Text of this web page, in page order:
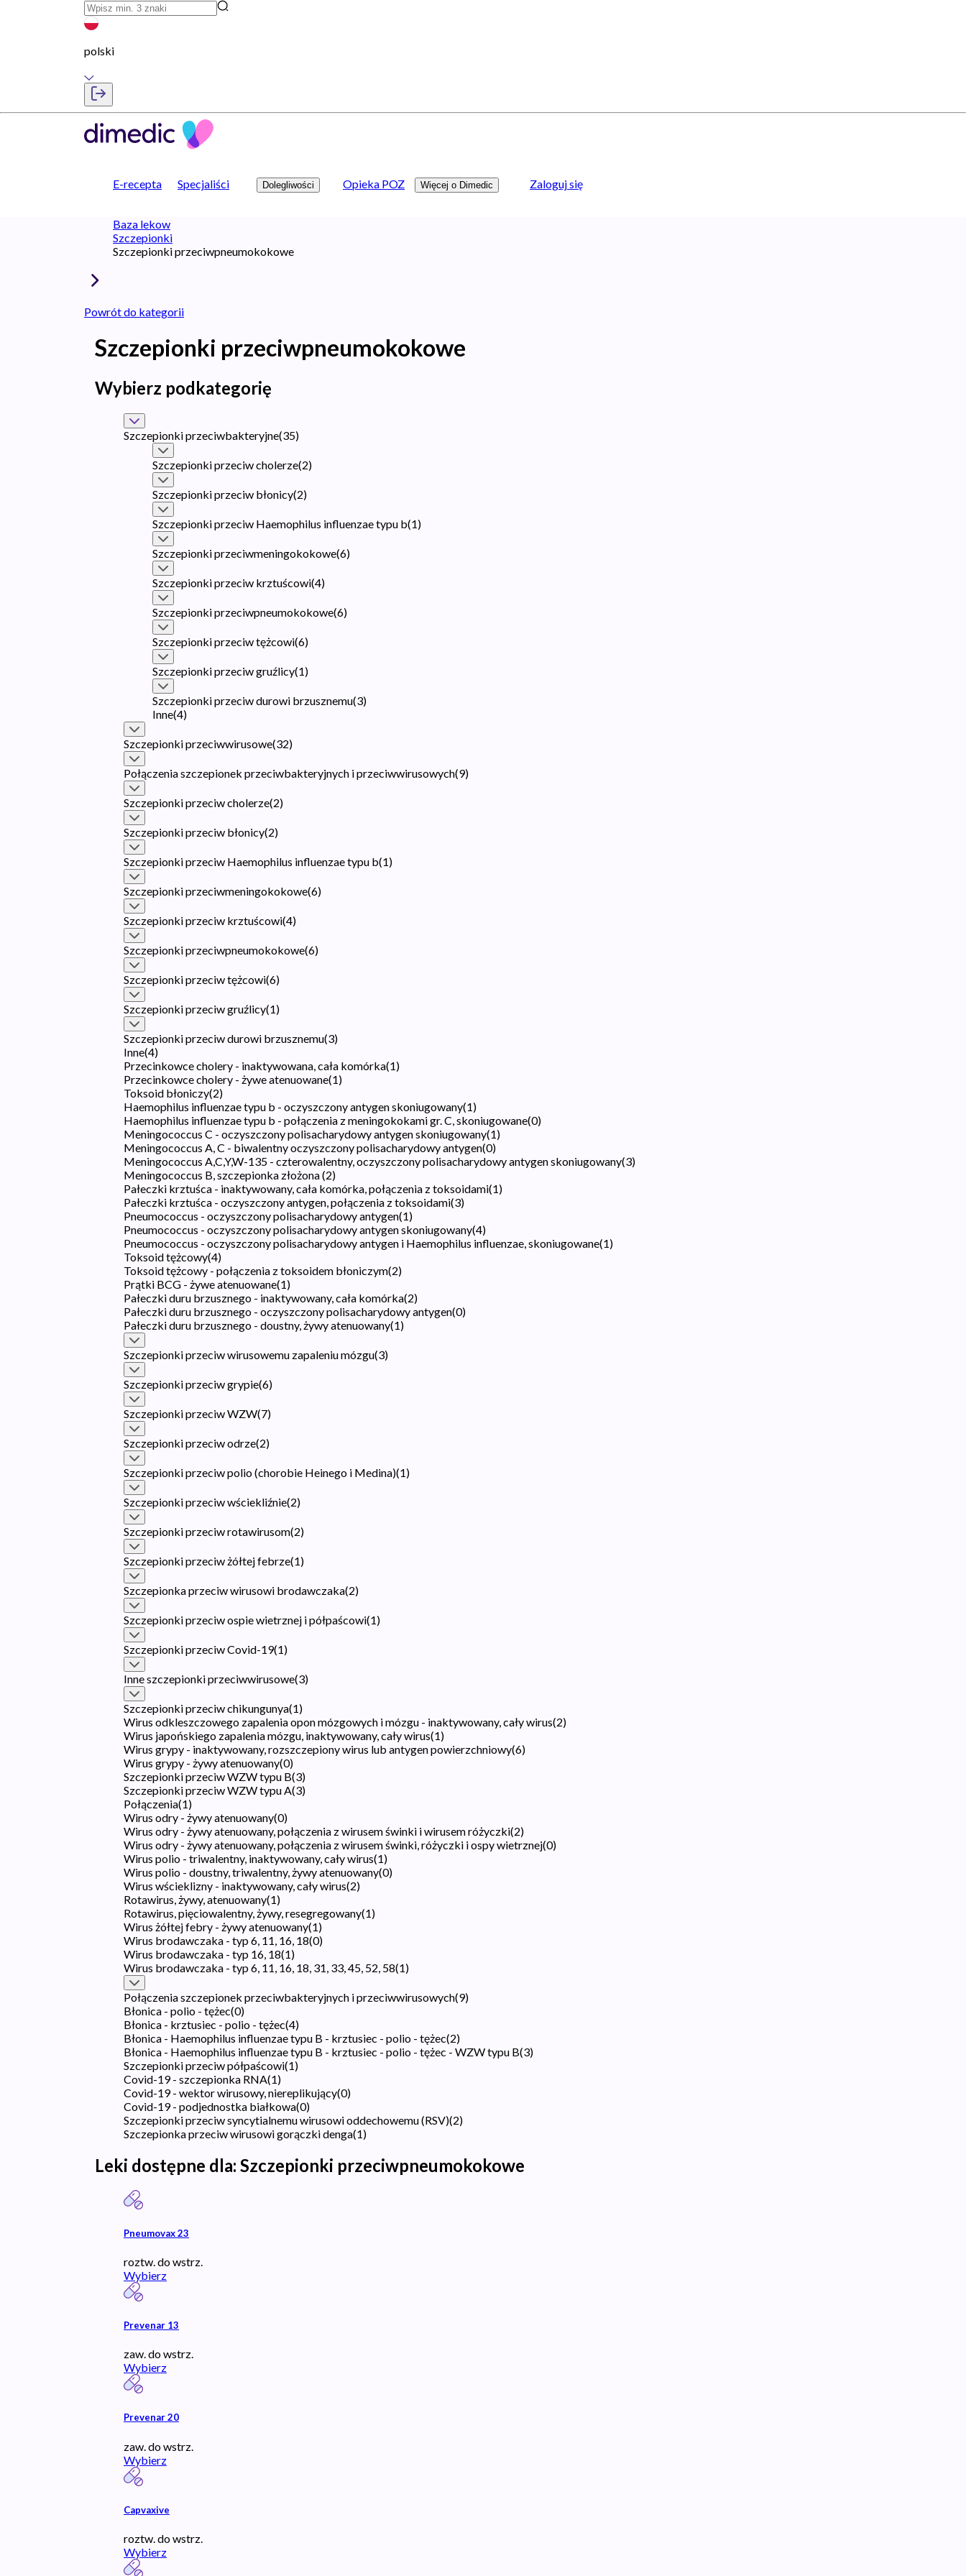
polski
E-recepta Specjaliści Dolegliwości Opieka POZ Więcej o Dimedic Zaloguj się
Baza lekow
Szczepionki
Szczepionki przeciwpneumokokowe
Powrót do kategorii
Szczepionki przeciwpneumokokowe
Wybierz podkategorię
Szczepionki przeciwbakteryjne(35)
Szczepionki przeciw cholerze(2)
Szczepionki przeciw błonicy(2)
Szczepionki przeciw Haemophilus influenzae typu b(1)
Szczepionki przeciwmeningokokowe(6)
Szczepionki przeciw krztuścowi(4)
Szczepionki przeciwpneumokokowe(6)
Szczepionki przeciw tężcowi(6)
Szczepionki przeciw gruźlicy(1)
Szczepionki przeciw durowi brzusznemu(3)
Inne(4)
Szczepionki przeciwwirusowe(32)
Połączenia szczepionek przeciwbakteryjnych i przeciwwirusowych(9)
Szczepionki przeciw cholerze(2)
Szczepionki przeciw błonicy(2)
Szczepionki przeciw Haemophilus influenzae typu b(1)
Szczepionki przeciwmeningokokowe(6)
Szczepionki przeciw krztuścowi(4)
Szczepionki przeciwpneumokokowe(6)
Szczepionki przeciw tężcowi(6)
Szczepionki przeciw gruźlicy(1)
Szczepionki przeciw durowi brzusznemu(3)
Inne(4)
Przecinkowce cholery - inaktywowana, cała komórka(1)
Przecinkowce cholery - żywe atenuowane(1)
Toksoid błoniczy(2)
Haemophilus influenzae typu b - oczyszczony antygen skoniugowany(1)
Haemophilus influenzae typu b - połączenia z meningokokami gr. C, skoniugowane(0)
Meningococcus C - oczyszczony polisacharydowy antygen skoniugowany(1)
Meningococcus A, C - biwalentny oczyszczony polisacharydowy antygen(0)
Meningococcus A,C,Y,W-135 - czterowalentny, oczyszczony polisacharydowy antygen skoniugowany(3)
Meningococcus B, szczepionka złożona(2)
Pałeczki krztuśca - inaktywowany, cała komórka, połączenia z toksoidami(1)
Pałeczki krztuśca - oczyszczony antygen, połączenia z toksoidami(3)
Pneumococcus - oczyszczony polisacharydowy antygen(1)
Pneumococcus - oczyszczony polisacharydowy antygen skoniugowany(4)
Pneumococcus - oczyszczony polisacharydowy antygen i Haemophilus influenzae, skoniugowane(1)
Toksoid tężcowy(4)
Toksoid tężcowy - połączenia z toksoidem błoniczym(2)
Prątki BCG - żywe atenuowane(1)
Pałeczki duru brzusznego - inaktywowany, cała komórka(2)
Pałeczki duru brzusznego - oczyszczony polisacharydowy antygen(0)
Pałeczki duru brzusznego - doustny, żywy atenuowany(1)
Szczepionki przeciw wirusowemu zapaleniu mózgu(3)
Szczepionki przeciw grypie(6)
Szczepionki przeciw WZW(7)
Szczepionki przeciw odrze(2)
Szczepionki przeciw polio (chorobie Heinego i Medina)(1)
Szczepionki przeciw wściekliźnie(2)
Szczepionki przeciw rotawirusom(2)
Szczepionki przeciw żółtej febrze(1)
Szczepionka przeciw wirusowi brodawczaka(2)
Szczepionki przeciw ospie wietrznej i półpaścowi(1)
Szczepionki przeciw Covid-19(1)
Inne szczepionki przeciwwirusowe(3)
Szczepionki przeciw chikungunya(1)
Wirus odkleszczowego zapalenia opon mózgowych i mózgu - inaktywowany, cały wirus(2)
Wirus japońskiego zapalenia mózgu, inaktywowany, cały wirus(1)
Wirus grypy - inaktywowany, rozszczepiony wirus lub antygen powierzchniowy(6)
Wirus grypy - żywy atenuowany(0)
Szczepionki przeciw WZW typu B(3)
Szczepionki przeciw WZW typu A(3)
Połączenia(1)
Wirus odry - żywy atenuowany(0)
Wirus odry - żywy atenuowany, połączenia z wirusem świnki i wirusem różyczki(2)
Wirus odry - żywy atenuowany, połączenia z wirusem świnki, różyczki i ospy wietrznej(0)
Wirus polio - triwalentny, inaktywowany, cały wirus(1)
Wirus polio - doustny, triwalentny, żywy atenuowany(0)
Wirus wścieklizny - inaktywowany, cały wirus(2)
Rotawirus, żywy, atenuowany(1)
Rotawirus, pięciowalentny, żywy, resegregowany(1)
Wirus żółtej febry - żywy atenuowany(1)
Wirus brodawczaka - typ 6, 11, 16, 18(0)
Wirus brodawczaka - typ 16, 18(1)
Wirus brodawczaka - typ 6, 11, 16, 18, 31, 33, 45, 52, 58(1)
Połączenia szczepionek przeciwbakteryjnych i przeciwwirusowych(9)
Błonica - polio - tężec(0)
Błonica - krztusiec - polio - tężec(4)
Błonica - Haemophilus influenzae typu B - krztusiec - polio - tężec(2)
Błonica - Haemophilus influenzae typu B - krztusiec - polio - tężec - WZW typu B(3)
Szczepionki przeciw półpaścowi(1)
Covid-19 - szczepionka RNA(1)
Covid-19 - wektor wirusowy, niereplikujący(0)
Covid-19 - podjednostka białkowa(0)
Szczepionki przeciw syncytialnemu wirusowi oddechowemu (RSV)(2)
Szczepionka przeciw wirusowi gorączki denga(1)
Leki dostępne dla: Szczepionki przeciwpneumokokowe
Pneumovax 23
roztw. do wstrz.
Wybierz
Prevenar 13
zaw. do wstrz.
Wybierz
Prevenar 20
zaw. do wstrz.
Wybierz
Capvaxive
roztw. do wstrz.
Wybierz